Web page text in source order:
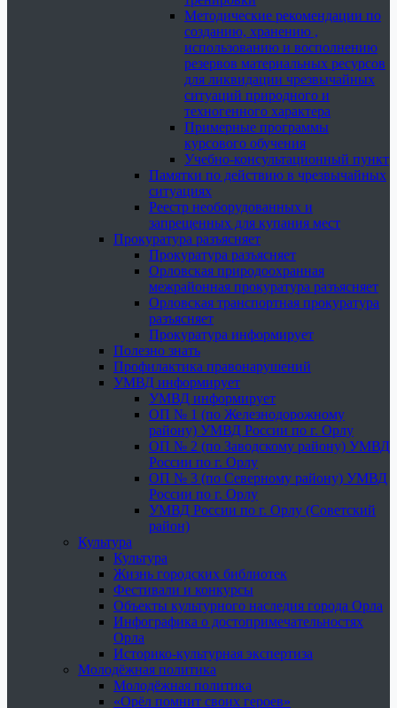
Методические рекомендации по
созданию, хранению ,
использованию и восполнению
резервов материальных ресурсов
для ликвидации чрезвычайных
ситуаций природного и
техногенного характера
Примерные программы
курсового обучения
Учебно-консультационный пункт
Памятки по действию в чрезвычайных
ситуациях
Реестр необорудованных и
запрещенных для купания мест
Прокуратура разъясняет
Прокуратура разъясняет
Орловская природоохранная
межрайонная прокуратура разъясняет
Орловская транспортная прокуратура
разъясняет
Прокуратура информирует
Полезно знать
Профилактика правонарушений
УМВД информирует
УМВД информирует
ОП № 1 (по Железнодорожному
району) УМВД России по г. Орлу
ОП № 2 (по Заводскому району) УМВД
России по г. Орлу
ОП № 3 (по Северному району) УМВД
России по г. Орлу
УМВД России по г. Орлу (Советский
район)
Культура
Культура
Жизнь городских библиотек
Фестивали и конкурсы
Объекты культурного наследия города Орла
Инфографика о достопримечательностях
Орла
Историко-культурная экспертиза
Молодёжная политика
Молодёжная политика
«Орёл помнит своих героев»